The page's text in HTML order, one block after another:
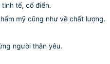
tế, cổ điển.
mỹ cũng như về chất lượng.
người thân yêu.